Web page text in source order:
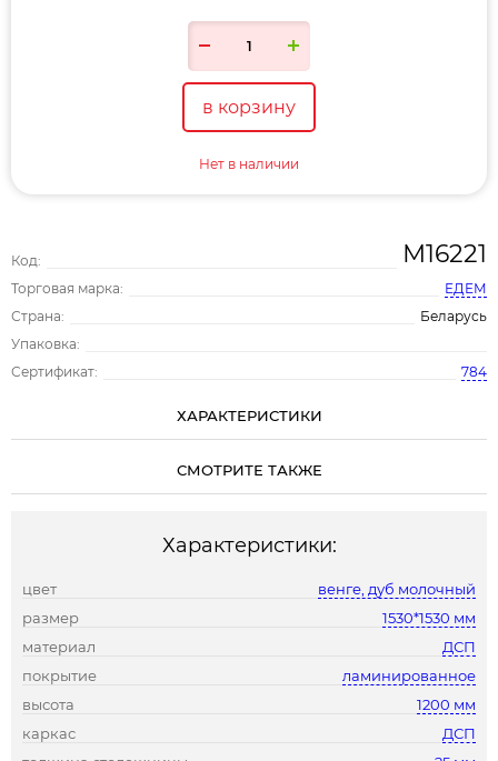
Код: М16221
Торговая марка:
ЕДЕМ
Страна:
Беларусь
Упаковка:
Сертификат:
784
в корзину
Нет в наличии
ХАРАКТЕРИСТИКИ
СМОТРИТЕ ТАКЖЕ
Характеристики:
цвет
венге, дуб молочный
размер
1530*1530 мм
материал
ДСП
покрытие
ламинированное
высота
1200 мм
каркас
ДСП